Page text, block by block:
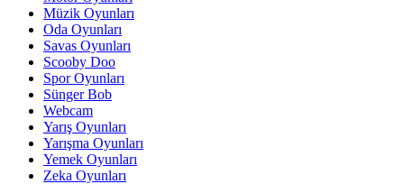
Müzik Oyunları
Oda Oyunları
Savas Oyunları
Scooby Doo
Spor Oyunları
Sünger Bob
Webcam
Yarış Oyunları
Yarışma Oyunları
Yemek Oyunları
Zeka Oyunları